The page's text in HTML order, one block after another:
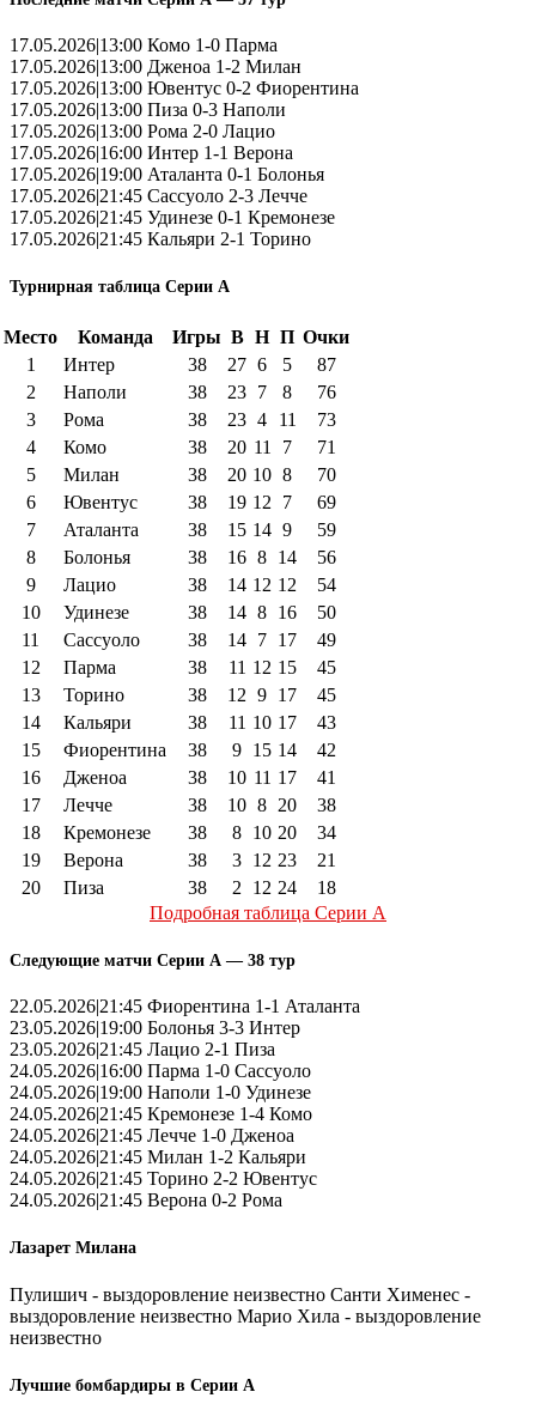
17.05.2026|13:00 Комо 1-0 Парма
17.05.2026|13:00 Дженоа 1-2 Милан
17.05.2026|13:00 Ювентус 0-2 Фиорентина
17.05.2026|13:00 Пиза 0-3 Наполи
17.05.2026|13:00 Рома 2-0 Лацио
17.05.2026|16:00 Интер 1-1 Верона
17.05.2026|19:00 Аталанта 0-1 Болонья
17.05.2026|21:45 Сассуоло 2-3 Лечче
17.05.2026|21:45 Удинезе 0-1 Кремонезе
17.05.2026|21:45 Кальяри 2-1 Торино
Турнирная таблица Серии А
Место Команда Игры В Н П Очки
1
Интер 38 27 6 5
87
2
Наполи 38 23 7 8
76
3
Рома 38 23 4 11
73
4
Комо 38 20 11 7
71
5
Милан 38 20 10 8
70
6
Ювентус 38 19 12 7
69
7
Аталанта 38 15 14 9
59
8
Болонья 38 16 8 14
56
9
Лацио 38 14 12 12
54
10
Удинезе 38 14 8 16
50
11
Сассуоло 38 14 7 17
49
12
Парма 38 11 12 15
45
13
Торино 38 12 9 17
45
14
Кальяри 38 11 10 17
43
15
Фиорентина 38 9 15 14
42
16
Дженоа 38 10 11 17
41
17
Лечче 38 10 8 20
38
18
Кремонезе 38 8 10 20
34
19
Верона 38 3 12 23
21
20
Пиза 38 2 12 24
18
Подробная таблица Серии А
Следующие матчи Серии А — 38 тур
22.05.2026|21:45 Фиорентина 1-1 Аталанта
23.05.2026|19:00 Болонья 3-3 Интер
23.05.2026|21:45 Лацио 2-1 Пиза
24.05.2026|16:00 Парма 1-0 Сассуоло
24.05.2026|19:00 Наполи 1-0 Удинезе
24.05.2026|21:45 Кремонезе 1-4 Комо
24.05.2026|21:45 Лечче 1-0 Дженоа
24.05.2026|21:45 Милан 1-2 Кальяри
24.05.2026|21:45 Торино 2-2 Ювентус
24.05.2026|21:45 Верона 0-2 Рома
Лазарет Милана
Пулишич - выздоровление неизвестно Санти Хименес -
выздоровление неизвестно Марио Хила - выздоровление
неизвестно
Лучшие бомбардиры в Серии А